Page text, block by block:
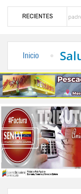
RECIENTES
que padece su padre es
Inicio